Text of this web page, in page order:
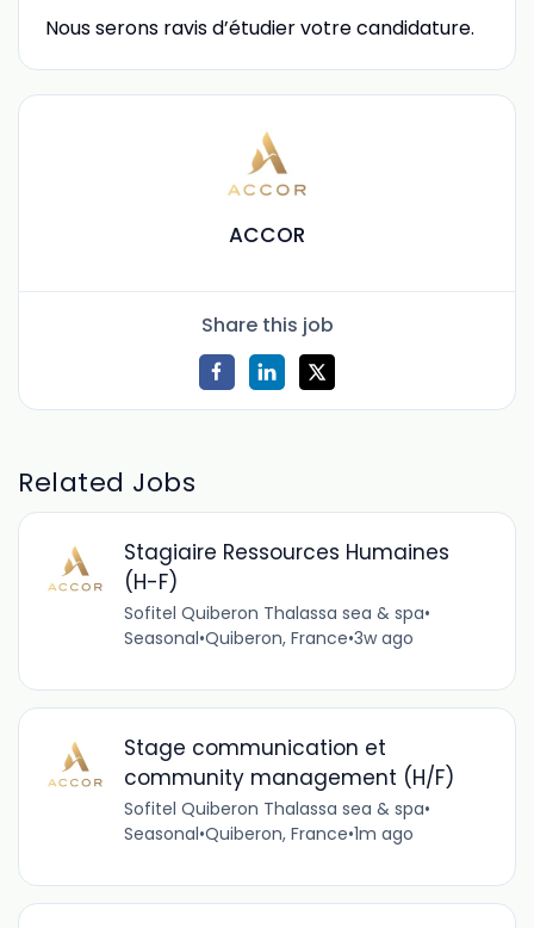
Nous serons ravis d’étudier votre candidature.
ACCOR
Share this job
Related Jobs
Stagiaire Ressources Humaines
(H-F)
Sofitel Quiberon Thalassa sea & spa•
Seasonal•Quiberon, France•3w ago
Stage communication et
community management (H/F)
Sofitel Quiberon Thalassa sea & spa•
Seasonal•Quiberon, France•1m ago